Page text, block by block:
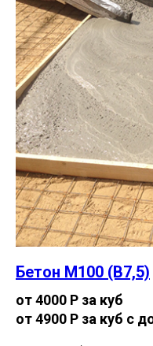
Бетон М100 (В7,5)
от 4000 Р за куб
от 4900 Р за куб с